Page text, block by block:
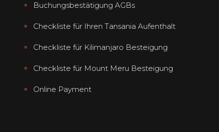
Buchungsbestätigung AGBs
Checkliste für Ihren Tansania Aufenthalt
Checkliste für Kilimanjaro Besteigung
Checkliste für Mount Meru Besteigung
Online Payment